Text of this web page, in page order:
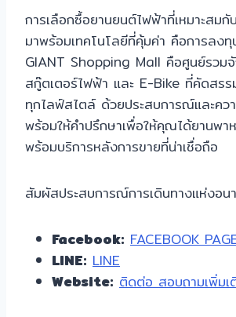
การเลือกซื้อยานยนต์ไฟฟ้าที่เหมาะสมกั
มาพร้อมเทคโนโลยีที่คุ้มค่า คือการลง
GIANT Shopping Mall คือศูนย์รวม
สกู๊ตเตอร์ไฟฟ้า และ E-Bike ที่คัดสรร
ทุกไลฟ์สไตล์ ด้วยประสบการณ์และคว
พร้อมให้คำปรึกษาเพื่อให้คุณได้ยานพา
พร้อมบริการหลังการขายที่น่าเชื่อถือ
สัมผัสประสบการณ์การเดินทางแห่งอน
Facebook: FACEBOOK
LINE: LINE
Website: ติดต่อ สอบถามเพิ่มเ